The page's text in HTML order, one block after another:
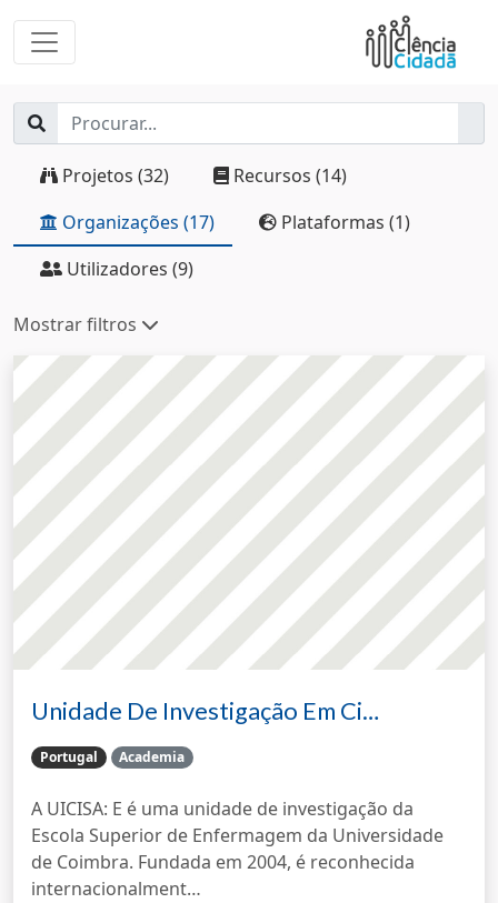
Projetos (32)
Recursos (14)
Organizações (17)
Plataformas (1)
Utilizadores (9)
Mostrar filtros
Unidade De Investigação Em Ci…
Portugal Academia
A UICISA: E é uma unidade de investigação da
Escola Superior de Enfermagem da Universidade
de Coimbra. Fundada em 2004, é reconhecida
internacionalment…